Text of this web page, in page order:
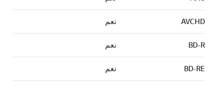
AVCHD نعم
BD-R نعم
BD-RE نعم